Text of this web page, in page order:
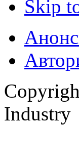
Skip
Industry